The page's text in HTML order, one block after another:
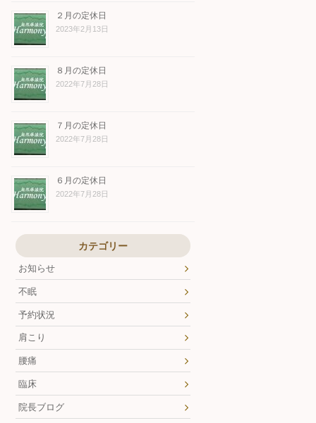
２月の定休日
2023年2月13日
８月の定休日
2022年7月28日
７月の定休日
2022年7月28日
６月の定休日
2022年7月28日
カテゴリー
お知らせ
不眠
予約状況
肩こり
腰痛
臨床
院長ブログ